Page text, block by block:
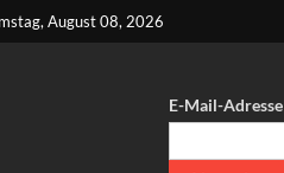
August 08, 2026
E-Mail-Adresse